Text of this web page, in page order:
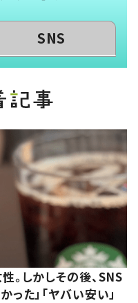
SNS
。しかしその後、SNS
た」「ヤバい安い」